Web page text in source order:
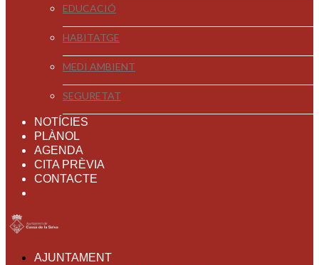
EDUCACIÓ
HABITATGE
MEDI AMBIENT
SEGURETAT
NOTÍCIES
PLÀNOL
AGENDA
CITA PRÈVIA
CONTACTE
AJUNTAMENT